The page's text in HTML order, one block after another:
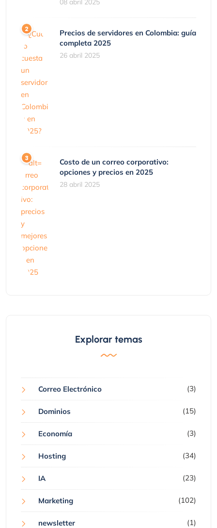
08 abril 2025
Precios de servidores en Colombia: guía
completa 2025
26 abril 2025
Costo de un correo corporativo:
opciones y precios en 2025
28 abril 2025
Explorar temas
Correo Electrónico (3)
Dominios (15)
Economía (3)
Hosting (34)
IA (23)
Marketing (102)
newsletter (1)